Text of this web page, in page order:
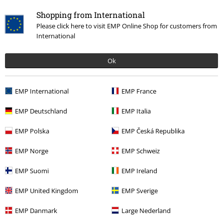
Shopping from International
Please click here to visit EMP Online Shop for customers from
International
Ok
EMP International EMP France
EMP Deutschland EMP Italia
EMP Polska EMP Česká Republika
EMP Norge EMP Schweiz
EMP Suomi EMP Ireland
EMP United Kingdom EMP Sverige
EMP Danmark Large Nederland
Filmy & seriály Šperky
Filmy & seriály Dárky Disney
Oblečení & doplňky Bižuterie a doplňky Hodinky
Doplňky Šperky do uší Přívěsky na klíče
Filmy & seriály Filmy & seriály Filmy